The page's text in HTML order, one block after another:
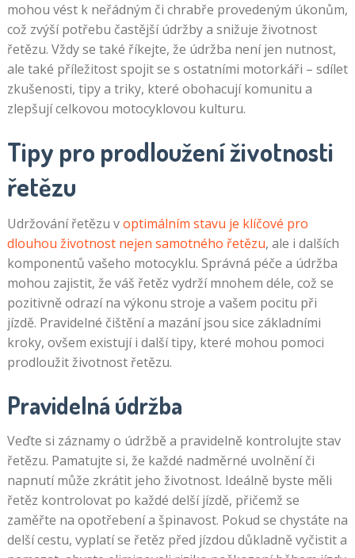
mohou vést k neřádným či chrabře provedeným úkonům,
což zvýší potřebu častější údržby a snižuje životnost
řetězu. Vždy se také říkejte, že údržba není jen nutnost,
ale také příležitost spojit se s ostatními motorkáři – sdílet
zkušenosti, tipy a triky, které obohacují komunitu a
zlepšují celkovou motocyklovou kulturu.
Tipy pro prodloužení životnosti
řetězu
Udržování řetězu voptimálním stavu je klíčové pro
dlouhou životnost nejen samotného řetězu, ale i dalších
komponentů vašeho motocyklu. Správná péče a údržba
mohou zajistit, že váš řetěz vydrží mnohem déle, což se
pozitivně odrazí na výkonu stroje a vašem pocitu při
jízdě. Pravidelné čištění a mazání jsou sice základními
kroky, ovšem existují i další tipy, které mohou pomoci
prodloužit životnost řetězu.
Pravidelná údržba
Veďte si záznamy o údržbě a pravidelně kontrolujte stav
řetězu. Pamatujte si, že každé nadměrné uvolnění či
napnutí může zkrátit jeho životnost. Ideálně byste měli
řetěz kontrolovat po každé delší jízdě, přičemž se
zaměřte na opotřebení a špinavost. Pokud se chystáte na
delší cestu, vyplatí se řetěz před jízdou důkladně vyčistit a